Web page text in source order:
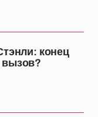
конец